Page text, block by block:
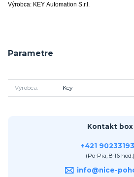
Výrobca: KEY Automation S.r.l.
Parametre
Výrobca Key
Kontakt box
+421
(Po-Pia, 8-16 hod.)
info@nice-